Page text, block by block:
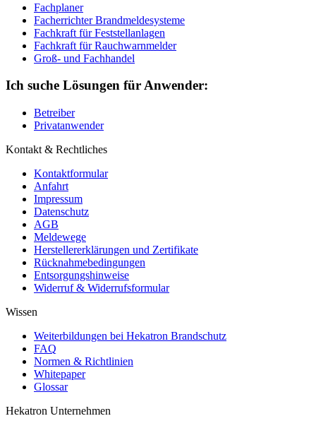
Fachplaner
Facherrichter Brandmeldesysteme
Fachkraft für Feststellanlagen
Fachkraft für Rauchwarnmelder
Groß- und Fachhandel
Ich suche Lösungen für Anwender:
Betreiber
Privatanwender
Kontakt & Rechtliches
Kontaktformular
Anfahrt
Impressum
Datenschutz
AGB
Meldewege
Herstellererklärungen und Zertifikate
Rücknahmebedingungen
Entsorgungshinweise
Widerruf & Widerrufsformular
Wissen
Weiterbildungen bei Hekatron Brandschutz
FAQ
Normen & Richtlinien
Whitepaper
Glossar
Hekatron Unternehmen